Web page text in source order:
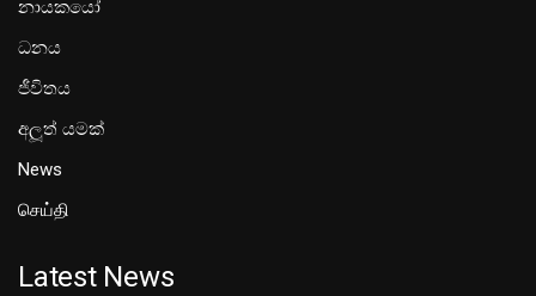
නායකයෝ
ධනය
ජීවිතය
අලූත් යමක්
News
செய்தி
Latest News